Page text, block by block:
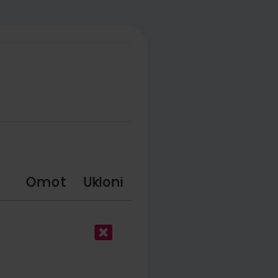
Omot Ukloni